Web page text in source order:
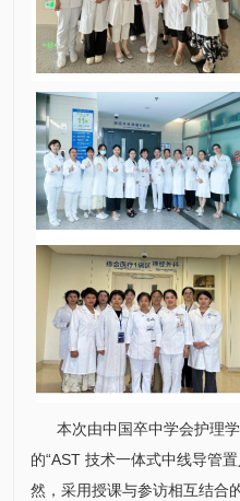
本次由中国卒中学会护理
的“AST 技术一体式中线导管
然，采用授课与参访相互结合